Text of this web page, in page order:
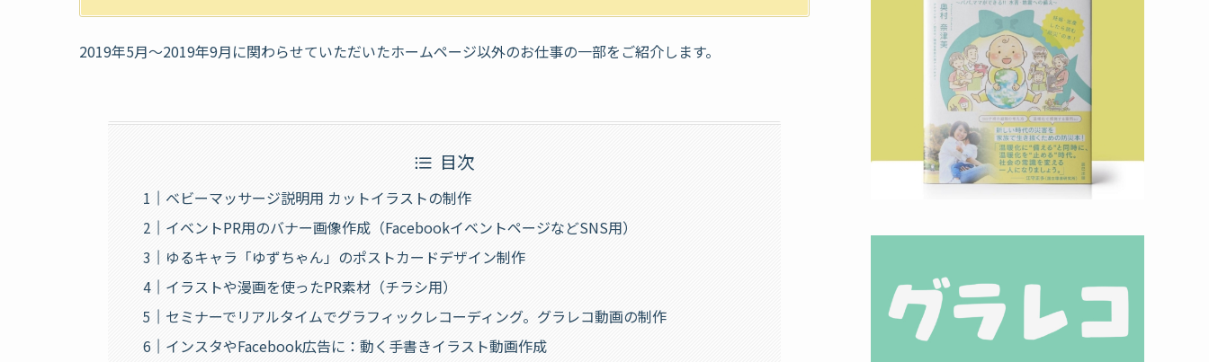
2019年5月〜2019年9月に関わらせていただいたホームページ以外のお仕事の一部をご紹介します。
目次
ベビーマッサージ説明用 カットイラストの制作
イベントPR用のバナー画像作成（FacebookイベントページなどSNS用）
ゆるキャラ「ゆずちゃん」のポストカードデザイン制作
イラストや漫画を使ったPR素材（チラシ用）
セミナーでリアルタイムでグラフィックレコーディング。グラレコ動画の制作
インスタやFacebook広告に：動く手書きイラスト動画作成